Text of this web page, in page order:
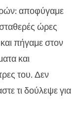
μειώνουν το
που
ώρα του
αποφύγαμε
ώρες
πήγαμε στον
και
του. Δεν
τι δούλεψε για